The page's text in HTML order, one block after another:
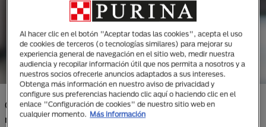
Convivir con una mascota es una experiencia
maravillosa que puede enriquecer enormemente tu
Al hacer clic en el botón "Aceptar todas las cookies", acepta el uso
de cookies de terceros (o tecnologías similares) para mejorar su
experiencia general de navegación en el sitio web, medir nuestra
audiencia y recopilar información útil que nos permita a nosotros y a
nuestros socios ofrecerle anuncios adaptados a sus intereses.
Obtenga más información en nuestro aviso de privacidad y
configure sus preferencias haciendo clic aquí o haciendo clic en el
enlace "Configuración de cookies" de nuestro sitio web en
cualquier momento.
Más información